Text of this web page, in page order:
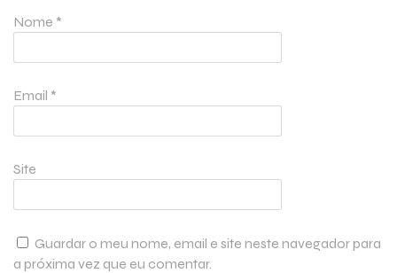
Nome *
Email *
Site
Guardar o meu nome, email e site neste navegador para
a próxima vez que eu comentar.